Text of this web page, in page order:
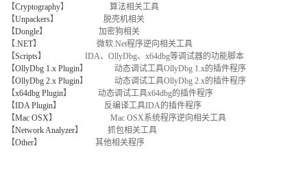
【Cryptography】 算法相关工具
【Unpackers】 脱壳机相关
【Dongle】 加密狗相关
【.NET】 微软.Net程序逆向相关工具
【Scripts】 IDA、OllyDbg、x64dbg等调试器的功能脚本
【OllyDbg 1.x Plugin】 动态调试工具OllyDbg 1.x的插件程序
【OllyDbg 2.x Plugin】 动态调试工具OllyDbg 2.x的插件程序
【x64dbg Plugin】 动态调试工具x64dbg的插件程序
【IDA Plugin】 反编译工具IDA的插件程序
【Mac OSX】 Mac OSX系统程序逆向相关工具
【Network Analyzer】 抓包相关工具
【Other】 其他相关程序